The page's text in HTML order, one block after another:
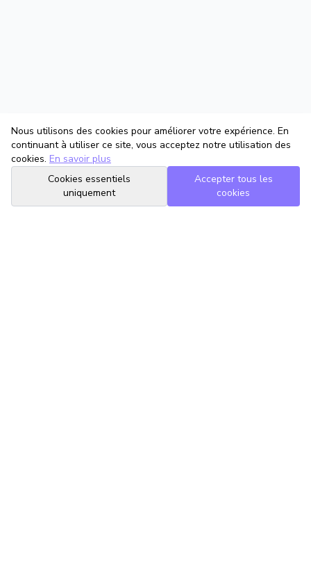
Nous utilisons des cookies pour améliorer votre expérience. En
continuant à utiliser ce site, vous acceptez notre utilisation des
cookies. En savoir plus
Cookies essentiels
uniquement
Accepter tous les
cookies